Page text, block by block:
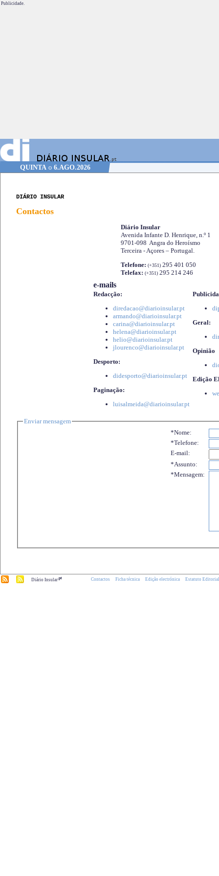
Publicidade.
QUINTAo 6.AGO.2026
DIÁRIO INSULAR
Contactos
Diário Insular
Avenida Infante D. Henrique, n.º 1
9701-098 Angra do Heroísmo
Terceira - Açores – Portugal.
Telefone: (+351) 295 401 050
Telefax: (+351) 295 214 246
e-mails
Redacção:
diredacao@diarioinsular.pt
armando@diarioinsular.pt
carina@diarioinsular.pt
helena@diarioinsular.pt
helio@diarioinsular.pt
jlourenco@diarioinsular.pt
Desporto:
didesporto@diarioinsular.pt
Paginação:
luisalmeida@diarioinsular.pt
Geral:
Opinião
Edição
Enviar mensagem
*Nome:
*Telefone:
E-mail:
*Assunto:
*Mensagem:
Diário Insular.pt Contactos Ficha técnica Edição electrónica Estatuto Editorial